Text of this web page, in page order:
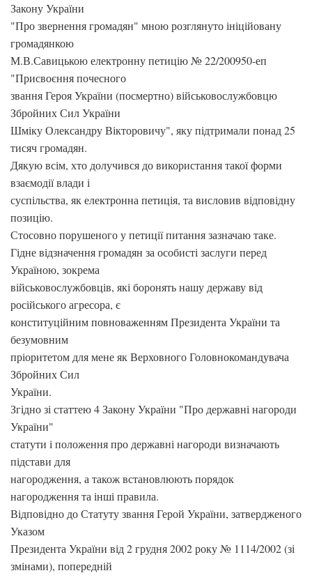
Закону України
"Про звернення громадян" мною розглянуто ініційовану
громадянкою
М.В.Савицькою електронну петицію № 22/200950-еп
"Присвоєння почесного
звання Героя України (посмертно) військовослужбовцю
Збройних Сил України
Шміку Олександру Вікторовичу", яку підтримали понад 25
тисяч громадян.
Дякую всім, хто долучився до використання такої форми
взаємодії влади і
суспільства, як електронна петиція, та висловив відповідну
позицію.
Стосовно порушеного у петиції питання зазначаю таке.
Гідне відзначення громадян за особисті заслуги перед
Україною, зокрема
військовослужбовців, які боронять нашу державу від
російського агресора, є
конституційним повноваженням Президента України та
безумовним
пріоритетом для мене як Верховного Головнокомандувача
Збройних Сил
України.
Згідно зі статтею 4 Закону України "Про державні нагороди
України"
статути і положення про державні нагороди визначають
підстави для
нагородження, а також встановлюють порядок
нагородження та інші правила.
Відповідно до Статуту звання Герой України, затвердженого
Указом
Президента України від 2 грудня 2002 року № 1114/2002 (зі
змінами), попередній